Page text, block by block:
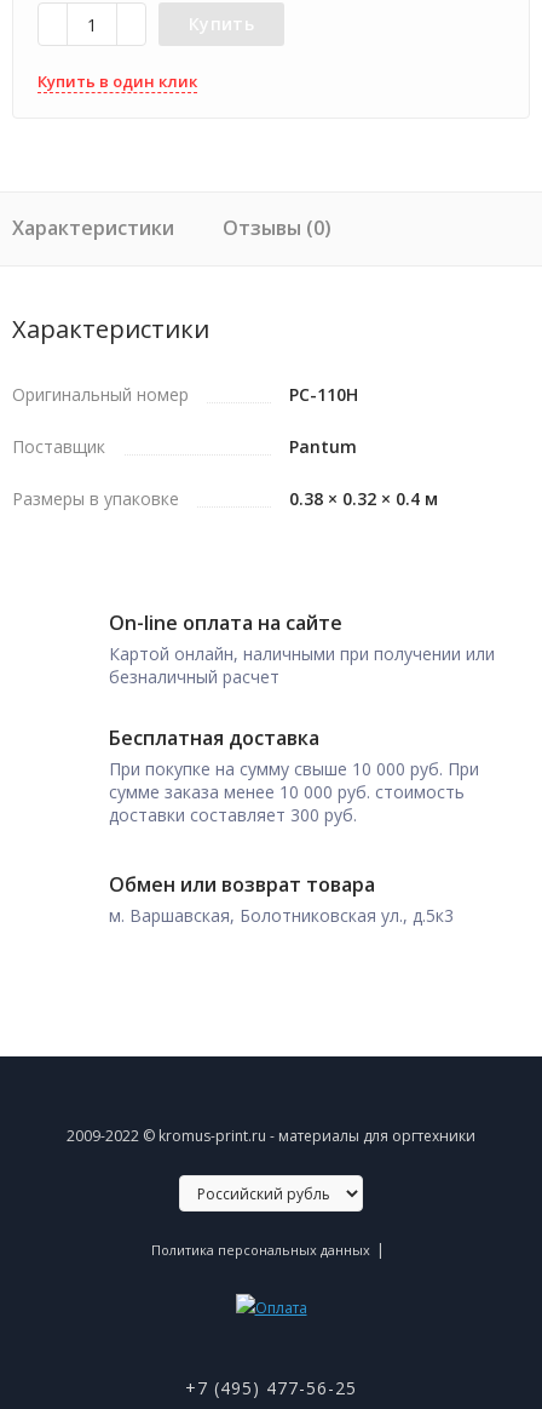
Купить
Купить в один клик
Характеристики Отзывы (0)
Характеристики
Оригинальный номер PC-110H
Поставщик Pantum
Размеры в упаковке 0.38 × 0.32 × 0.4 м
On-line оплата на сайте
Картой онлайн, наличными при получении или
безналичный расчет
Бесплатная доставка
При покупке на сумму свыше 10 000 руб. При
сумме заказа менее 10 000 руб. стоимость
доставки составляет 300 руб.
Обмен или возврат товара
м. Варшавская, Болотниковская ул., д.5к3
2009-2022 © kromus-print.ru - материалы для оргтехники
Политика персональных данных |
+7 (495) 477-56-25